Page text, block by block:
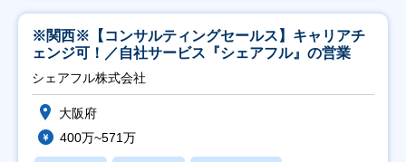
※関西※【コンサルティングセールス】キャリアチ
ェンジ可！／自社サービス『シェアフル』の営業
シェアフル株式会社
大阪府
400万~571万